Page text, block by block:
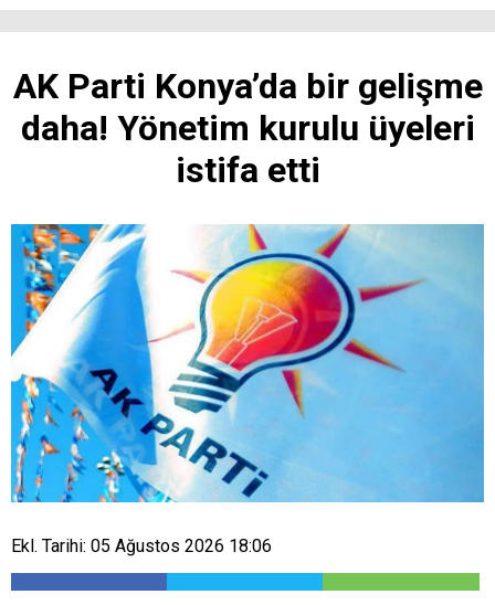
AK Parti Konya’da bir gelişme
daha! Yönetim kurulu üyeleri
istifa etti
Ekl. Tarihi: 05 Ağustos 2026 18:06